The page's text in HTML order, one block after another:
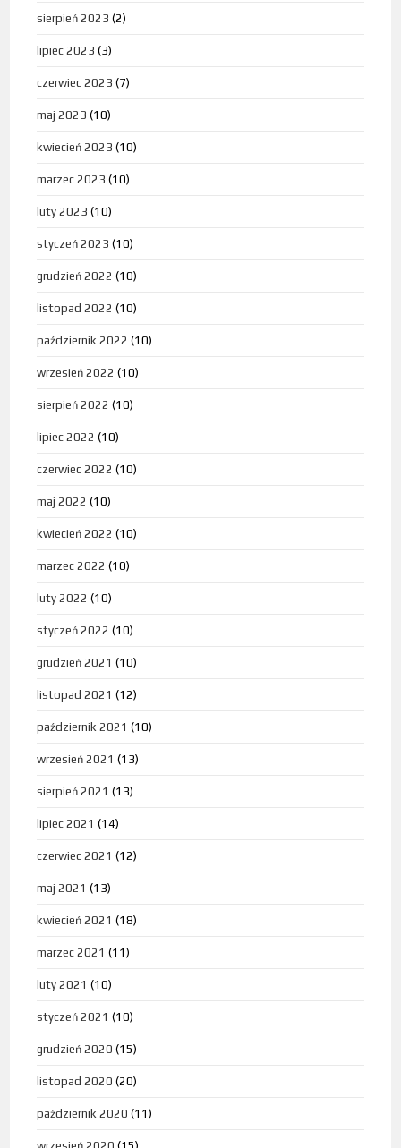
sierpień 2023 (2)
lipiec 2023 (3)
czerwiec 2023 (7)
maj 2023 (10)
kwiecień 2023 (10)
marzec 2023 (10)
luty 2023 (10)
styczeń 2023 (10)
grudzień 2022 (10)
listopad 2022 (10)
październik 2022 (10)
wrzesień 2022 (10)
sierpień 2022 (10)
lipiec 2022 (10)
czerwiec 2022 (10)
maj 2022 (10)
kwiecień 2022 (10)
marzec 2022 (10)
luty 2022 (10)
styczeń 2022 (10)
grudzień 2021 (10)
listopad 2021 (12)
październik 2021 (10)
wrzesień 2021 (13)
sierpień 2021 (13)
lipiec 2021 (14)
czerwiec 2021 (12)
maj 2021 (13)
kwiecień 2021 (18)
marzec 2021 (11)
luty 2021 (10)
styczeń 2021 (10)
grudzień 2020 (15)
listopad 2020 (20)
październik 2020 (11)